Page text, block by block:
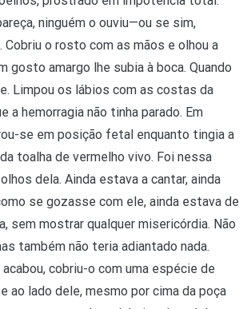
ninguém o ouviu—ou se sim,
Cobriu o rosto com as mãos e olhou a
gosto amargo lhe subia à boca. Quando
Limpou os lábios com as costas da
a hemorragia não tinha parado. Em
se em posição fetal enquanto tingia a
toalha de vermelho vivo. Foi nessa
dela. Ainda estava a cantar, ainda
se gozasse com ele, ainda estava de
sem mostrar qualquer misericórdia. Não
também não teria adiantado nada.
acabou, cobriu-o com uma espécie de
ao lado dele, mesmo por cima da poça